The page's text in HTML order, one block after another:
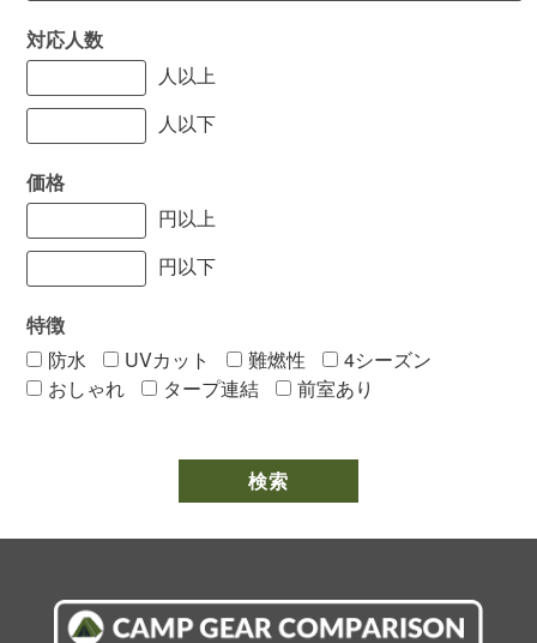
対応人数
人以上
人以下
価格
円以上
円以下
特徴
防水
UVカット 難燃性
4シーズン
おしゃれ
タープ連結 前室あり